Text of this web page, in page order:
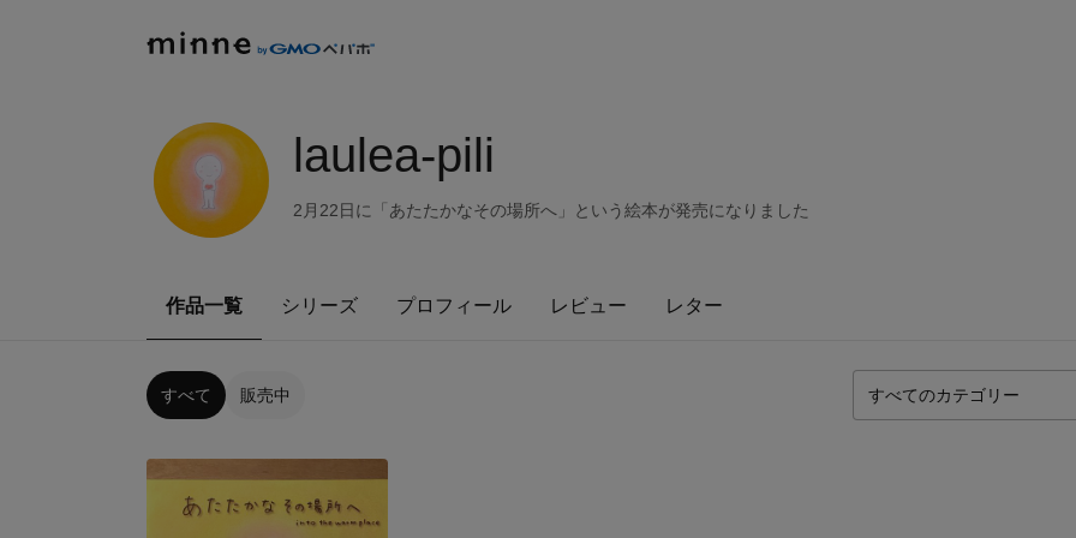
laulea-pili
2月22日に「あたたかなその場所へ」という絵本が発売になりました
作品一覧 シリーズ プロフィール レビュー レター
すべて 販売中